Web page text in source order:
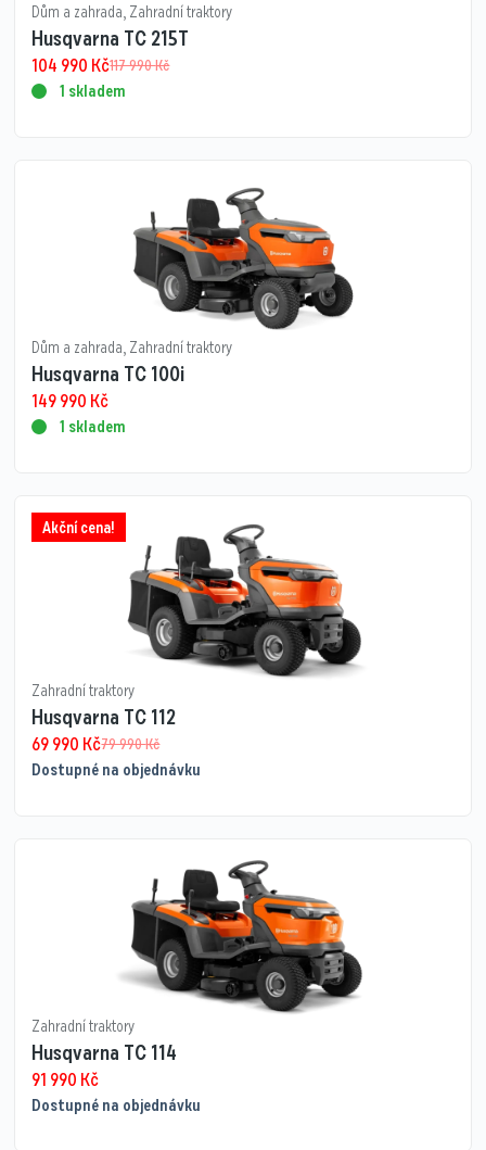
Dům a zahrada, Zahradní traktory
Husqvarna TC 215T
117 990Kč
104 990 Kč
1 skladem
Dům a zahrada, Zahradní traktory
Husqvarna TC 100i
149 990 Kč
1 skladem
Akční cena!
Zahradní traktory
Husqvarna TC 112
79 990Kč
69 990 Kč
Dostupné na objednávku
Zahradní traktory
Husqvarna TC 114
91 990 Kč
Dostupné na objednávku